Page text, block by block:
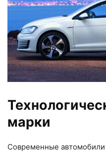
марки
Современные